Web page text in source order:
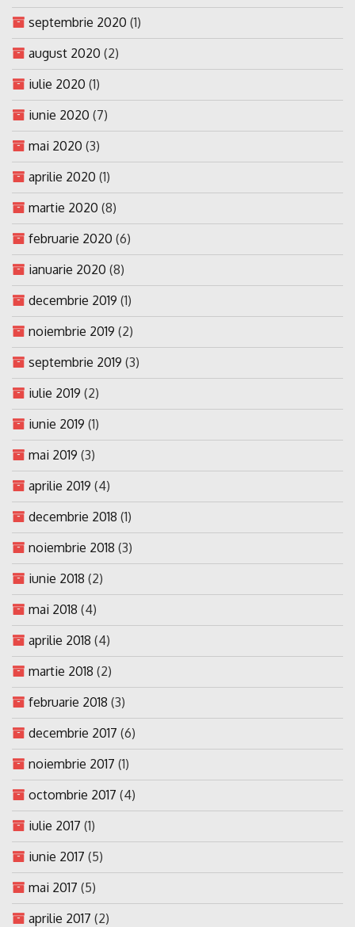
septembrie 2020 (1)
august 2020 (2)
iulie 2020 (1)
iunie 2020 (7)
mai 2020 (3)
aprilie 2020 (1)
martie 2020 (8)
februarie 2020 (6)
ianuarie 2020 (8)
decembrie 2019 (1)
noiembrie 2019 (2)
septembrie 2019 (3)
iulie 2019 (2)
iunie 2019 (1)
mai 2019 (3)
aprilie 2019 (4)
decembrie 2018 (1)
noiembrie 2018 (3)
iunie 2018 (2)
mai 2018 (4)
aprilie 2018 (4)
martie 2018 (2)
februarie 2018 (3)
decembrie 2017 (6)
noiembrie 2017 (1)
octombrie 2017 (4)
iulie 2017 (1)
iunie 2017 (5)
mai 2017 (5)
aprilie 2017 (2)